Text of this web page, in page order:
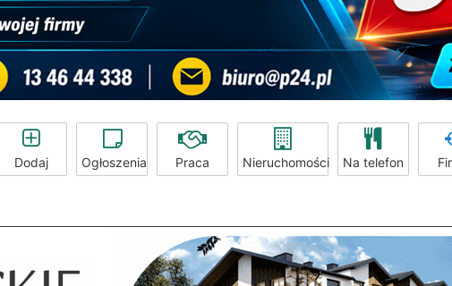
Dodaj Ogłoszenia Praca Nieruchomości Na telefon